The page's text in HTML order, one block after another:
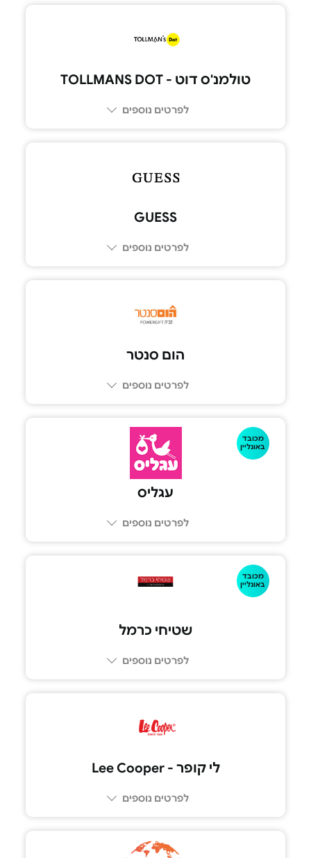
טולמנ'ס דוט - TOLLMANS DOT
לפרטים נוספים
GUESS
לפרטים נוספים
הום סנטר
לפרטים נוספים
מכובד
באונליין
עגליס
לפרטים נוספים
מכובד
באונליין
שטיחי כרמל
לפרטים נוספים
לי קופר - Lee Cooper
לפרטים נוספים